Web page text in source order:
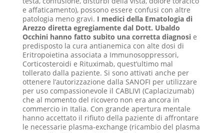
e affaticamento), possono essere confusi con altre
patologia meno gravi. I medici della Ematologia di
Arezzo diretta egregiamente dal Dott. Ubaldo
Occhini hanno fatto subito una corretta diagnosi e
predisposto la cura antianemica con alte dosi di
Eritropoietina associata a Immunosoppressori,
Corticosteroidi e Rituximab, quest’ultimo mal
tollerato dalla paziente. Si sono attivati anche per
ottenere l’autorizzazione dalla SANOFI per utilizzare
per uso compassionevole il CABLIVI (Caplacizumab)
che al momento del ricovero non era ancora in
commercio in Italia. Con grande apertura mentale
hanno accettato il rifiuto della paziente di affrontare
le necessarie plasma-exchange (ricambio del plasma